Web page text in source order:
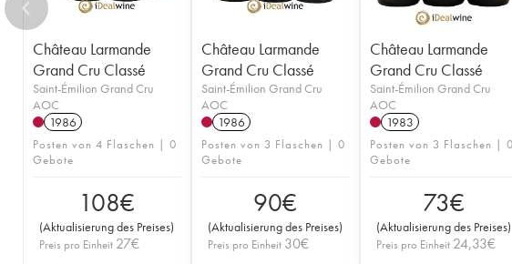
Château Larmande
Grand Cru Classé
Saint-Émilion Grand Cru
AOC
1986
Posten von 4 Flaschen | 0
Gebote
108€
(Aktualisierung des Preises)
Preis pro Einheit 27€
Château Larmande
Grand Cru Classé
Saint-Émilion Grand Cru
AOC
1986
Posten von 3 Flaschen | 0
Gebote
90€
(Aktualisierung des Preises)
Preis pro Einheit 30€
Château Larmande
Grand Cru Classé
Saint-Émilion Grand Cru
AOC
1983
Posten von 3 Flaschen | 0
Gebote
73€
(Aktualisierung des Preises)
Preis pro Einheit 24,33€